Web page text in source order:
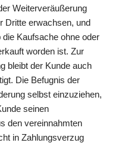
Weiterveräußerung
Dritte erwachsen, und
Kaufsache ohne oder
worden ist. Zur
bleibt der Kunde auch
Die Befugnis der
selbst einzuziehen,
seinen
den vereinnahmten
in Zahlungsverzug